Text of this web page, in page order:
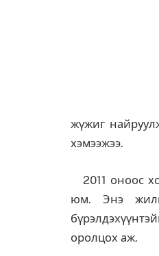
жүжиг
хэмээжээ.
2011 оноос
юм. Энэ
оролцох аж.